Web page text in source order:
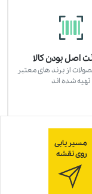
اصل بودن کالا
از برند های معتبر
تهیه شده اند
مسیر یابی
روی نقشه